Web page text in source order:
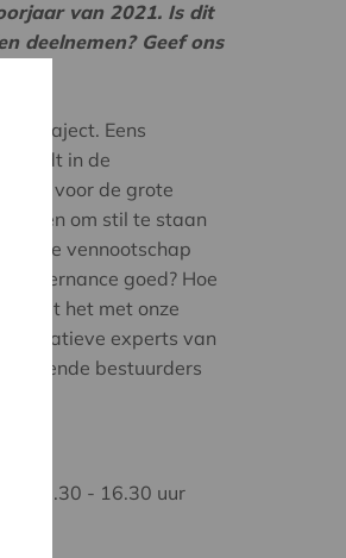
van 2021. Is dit
deelnemen? Geef ons
traject. Eens
wordt in de
is voor de grote
dagen om stil te staan
vennootschap
governance goed? Hoe
zit het met onze
experts van
bestuurders
- 9.30 - 16.30 uur